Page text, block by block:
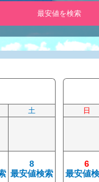
最安値を検索
土
8
最安値検索
日
6
最安値